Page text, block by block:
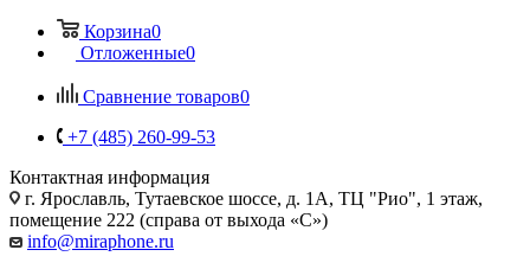
Корзина0
Отложенные0
Сравнение товаров0
+7 (485) 260-99-53
Контактная информация
г. Ярославль, Тутаевское шоссе, д. 1А, ТЦ "Рио", 1 этаж,
помещение 222 (справа от выхода «С»)
info@miraphone.ru